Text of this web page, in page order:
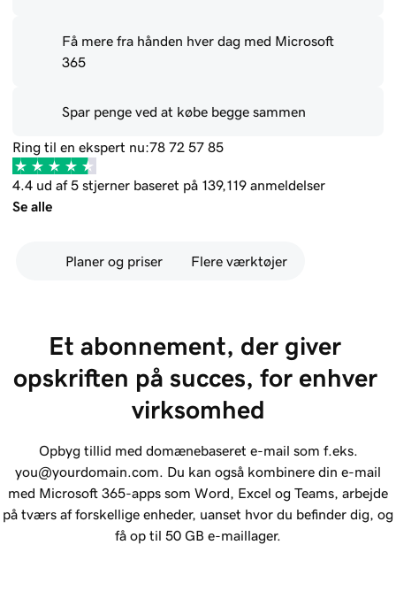
Få mere fra hånden hver dag med Microsoft
365
Spar penge ved at købe begge sammen
Ring til en ekspert nu:78 72 57 85
4.4 ud af 5 stjerner baseret på 139,119 anmeldelser
Se alle
Planer og priser Flere værktøjer
Et abonnement, der giver
opskriften på succes, for enhver
virksomhed
Opbyg tillid med domænebaseret e-mail som f.eks.
you@yourdomain.com. Du kan også kombinere din e-mail
med Microsoft 365-apps som Word, Excel og Teams, arbejde
på tværs af forskellige enheder, uanset hvor du befinder dig, og
få op til 50 GB e-maillager.